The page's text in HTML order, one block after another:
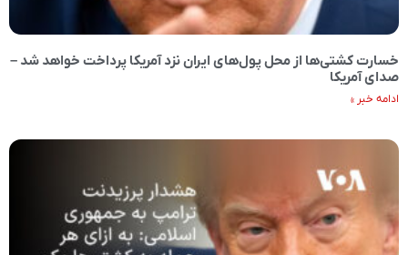
خسارت کشتی‌ها از محل پول‌های ایران نزد آمریکا پرداخت خواهد شد –
صدای آمریکا
ادامه خبر »